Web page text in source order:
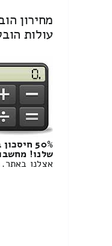
מחירון
עולות
50%
שלנו!
אצלנו